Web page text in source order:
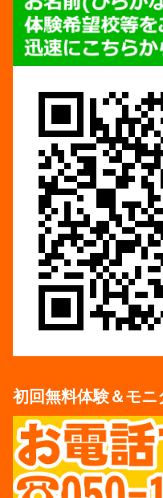
初回無料体験＆モニ